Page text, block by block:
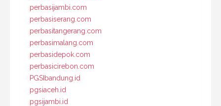
perbasijambi.com
perbasiserang.com
perbasitangerang.com
perbasimalang.com
perbasidepok.com
perbasicirebon.com
PGSIbandung.id
pgsiaceh.id
pgsijambi.id